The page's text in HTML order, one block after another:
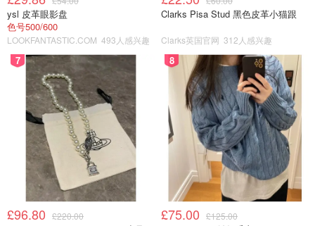
ysl 皮革眼影盘
色号500/600
LOOKFANTASTIC.COM 493人感兴趣
Clarks Pisa Stud 黑色皮革小猫跟
Clarks英国官网 312人感兴趣
7
£96.80 £220.00
8
£75.00 £125.00